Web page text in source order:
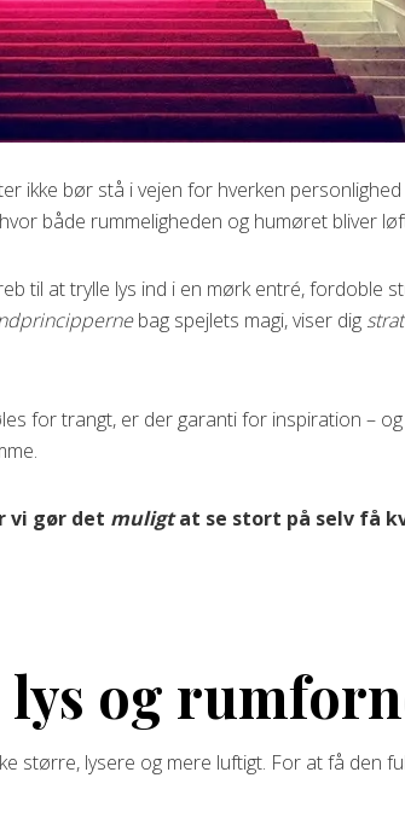
ikke bør stå i vejen for hverken
både rummeligheden og humøret bliver
til at trylle lys ind i en mørk entré, fordoble
bag spejlets magi, viser dig
for trangt, er der garanti for inspiration –
vi gør det muligtat se stort på selv få
og
større, lysere og mere luftigt. For at få den